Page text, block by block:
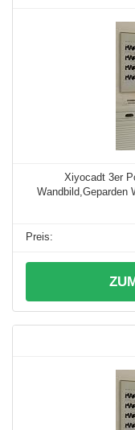
Xiyocadt 3er
Wandbild,Geparden